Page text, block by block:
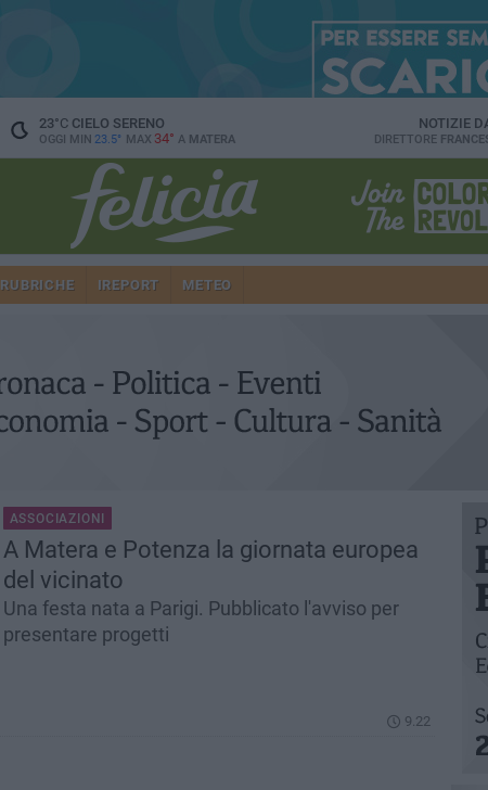
23°CCIELO SERENO
OGGI MIN 23.5° MAX 34° A MATERA
NOTIZIE
DIRETTORE
RUBRICHE IREPORT METEO
ASSOCIAZIONI
A Matera e Potenza la giornata europea
del vicinato
Una festa nata a Parigi. Pubblicato l'avviso per
presentare progetti
9.22